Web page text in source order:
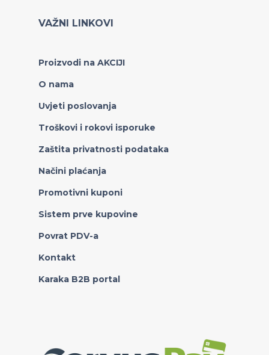
VAŽNI LINKOVI
Proizvodi na AKCIJI
O nama
Uvjeti poslovanja
Troškovi i rokovi isporuke
Zaštita privatnosti podataka
Načini plaćanja
Promotivni kuponi
Sistem prve kupovine
Povrat PDV-a
Kontakt
Karaka B2B portal